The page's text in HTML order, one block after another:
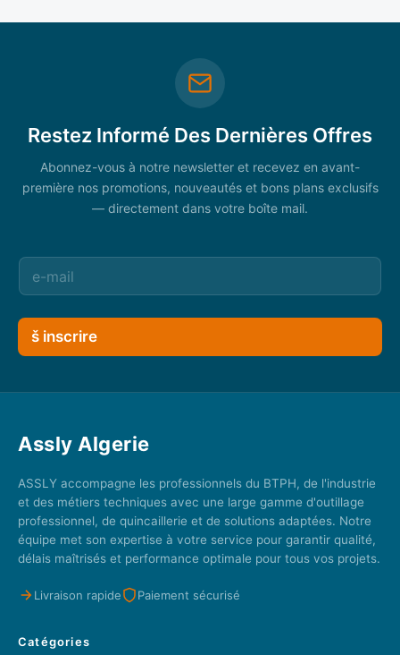
Restez Informé Des Dernières Offres
Abonnez-vous à notre newsletter et recevez en avant-
première nos promotions, nouveautés et bons plans exclusifs
— directement dans votre boîte mail.
š inscrire
Assly Algerie
ASSLY accompagne les professionnels du BTPH, de l'industrie
et des métiers techniques avec une large gamme d'outillage
professionnel, de quincaillerie et de solutions adaptées. Notre
équipe met son expertise à votre service pour garantir qualité,
délais maîtrisés et performance optimale pour tous vos projets.
Livraison rapide Paiement sécurisé
Catégories